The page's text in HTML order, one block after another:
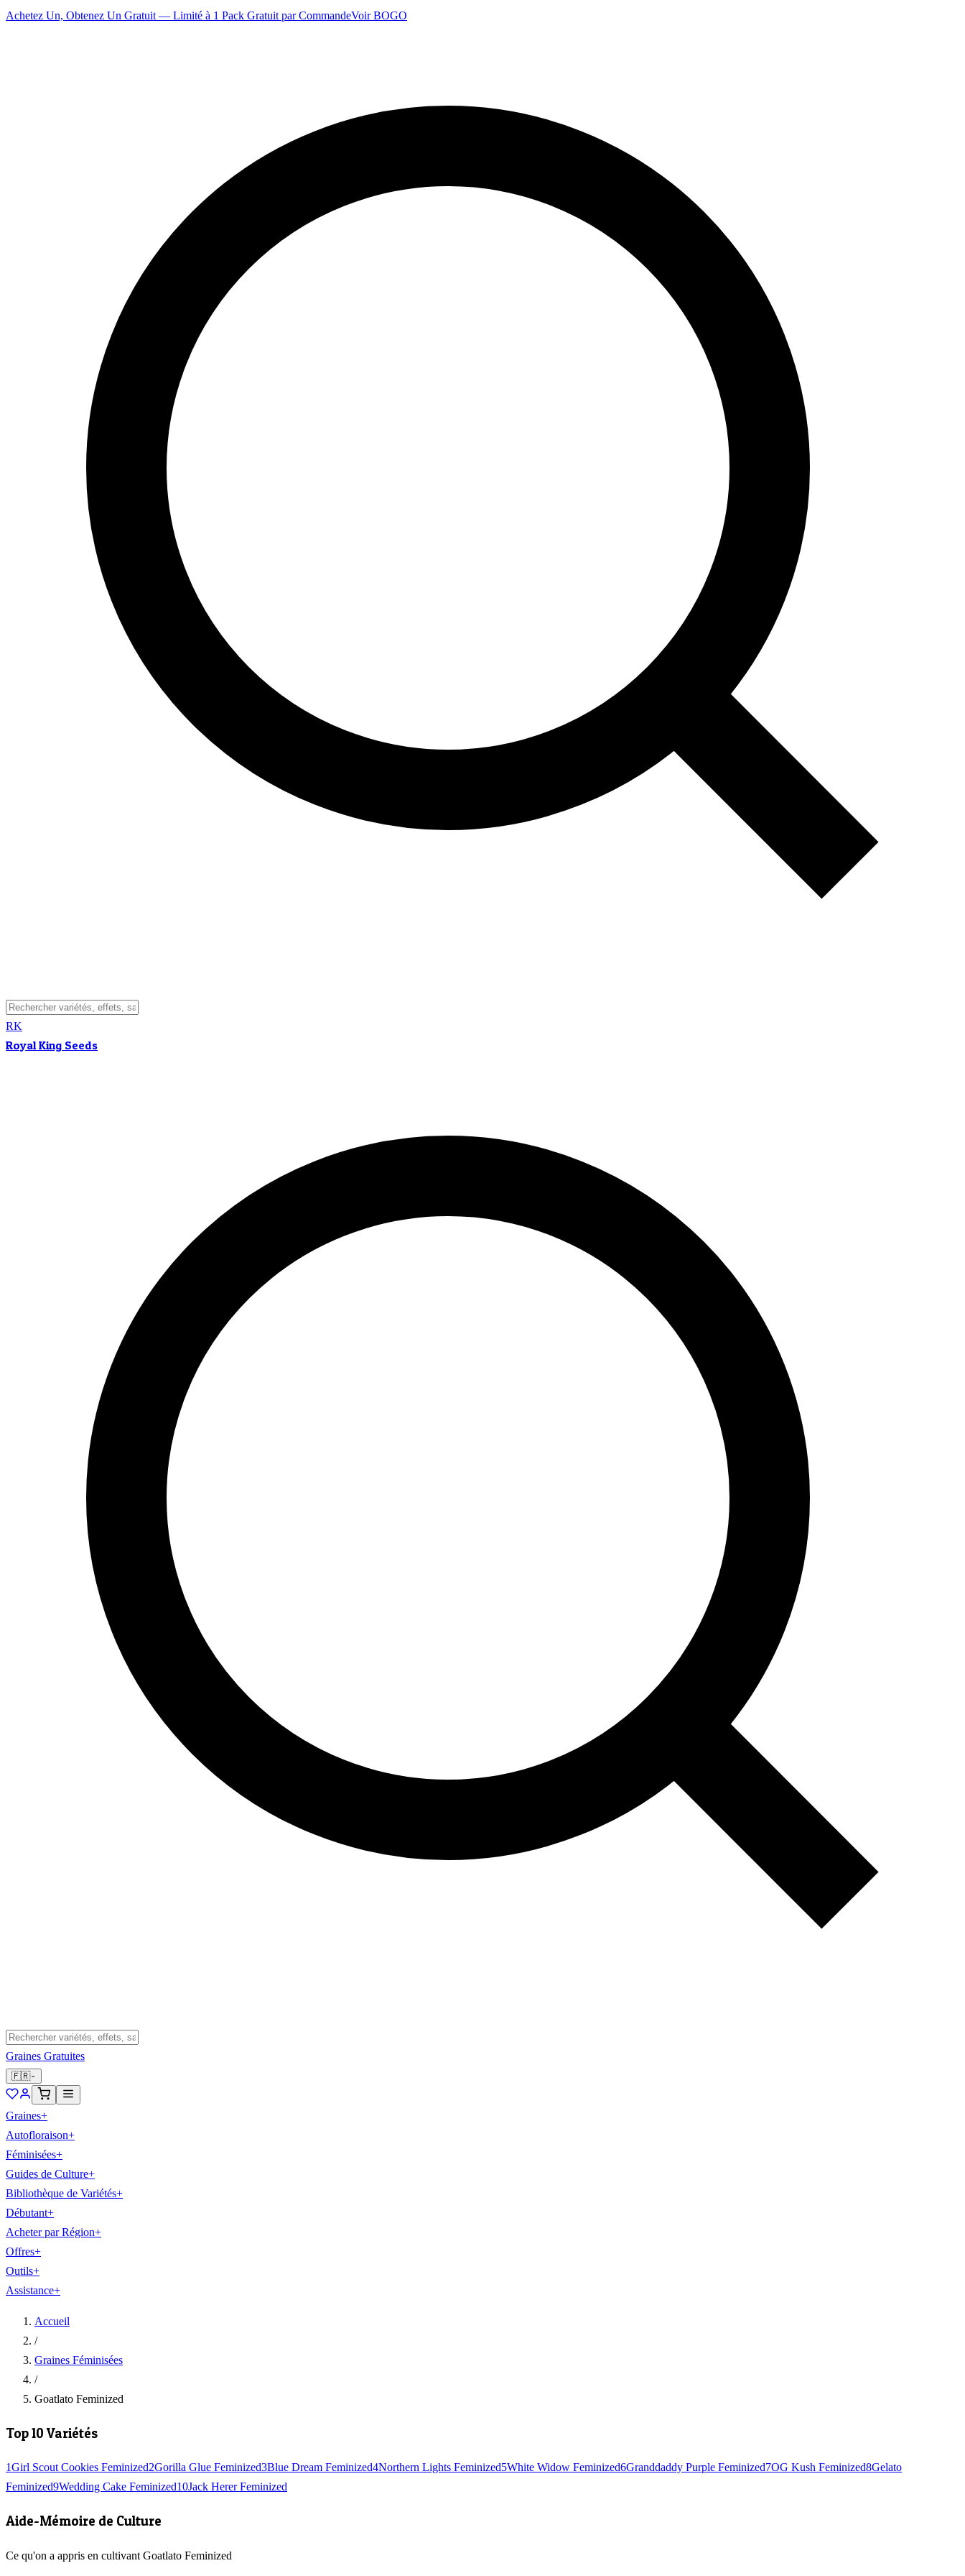
Achetez Un, Obtenez Un Gratuit — Limité à 1 Pack Gratuit par CommandeVoir BOGO
RK
Royal King Seeds
Graines Gratuites
🇫🇷
Graines+
Autofloraison+
Féminisées+
Guides de Culture+
Bibliothèque de Variétés+
Débutant+
Acheter par Région+
Offres+
Outils+
Assistance+
Accueil
/
Graines Féminisées
/
Goatlato Feminized
Top 10 Variétés
1Girl Scout Cookies Feminized2Gorilla Glue Feminized3Blue Dream Feminized4Northern Lights Feminized5White Widow Feminized6Granddaddy Purple Feminized7OG Kush Feminized8Gelato
Feminized9Wedding Cake Feminized10Jack Herer Feminized
Aide-Mémoire de Culture
Ce qu'on a appris en cultivant Goatlato Feminized